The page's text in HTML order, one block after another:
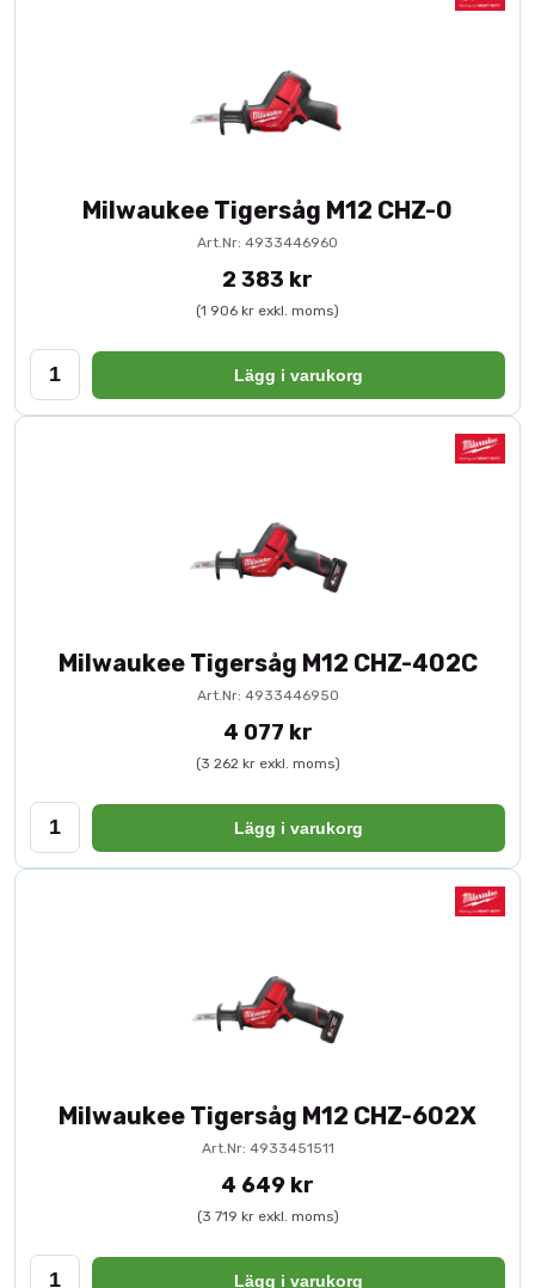
Milwaukee Tigersåg M12 CHZ-0
Art.Nr: 4933446960
2 383 kr
(1 906 kr exkl. moms)
Lägg i varukorg
Milwaukee Tigersåg M12 CHZ-402C
Art.Nr: 4933446950
4 077 kr
(3 262 kr exkl. moms)
Lägg i varukorg
Milwaukee Tigersåg M12 CHZ-602X
Art.Nr: 4933451511
4 649 kr
(3 719 kr exkl. moms)
Lägg i varukorg